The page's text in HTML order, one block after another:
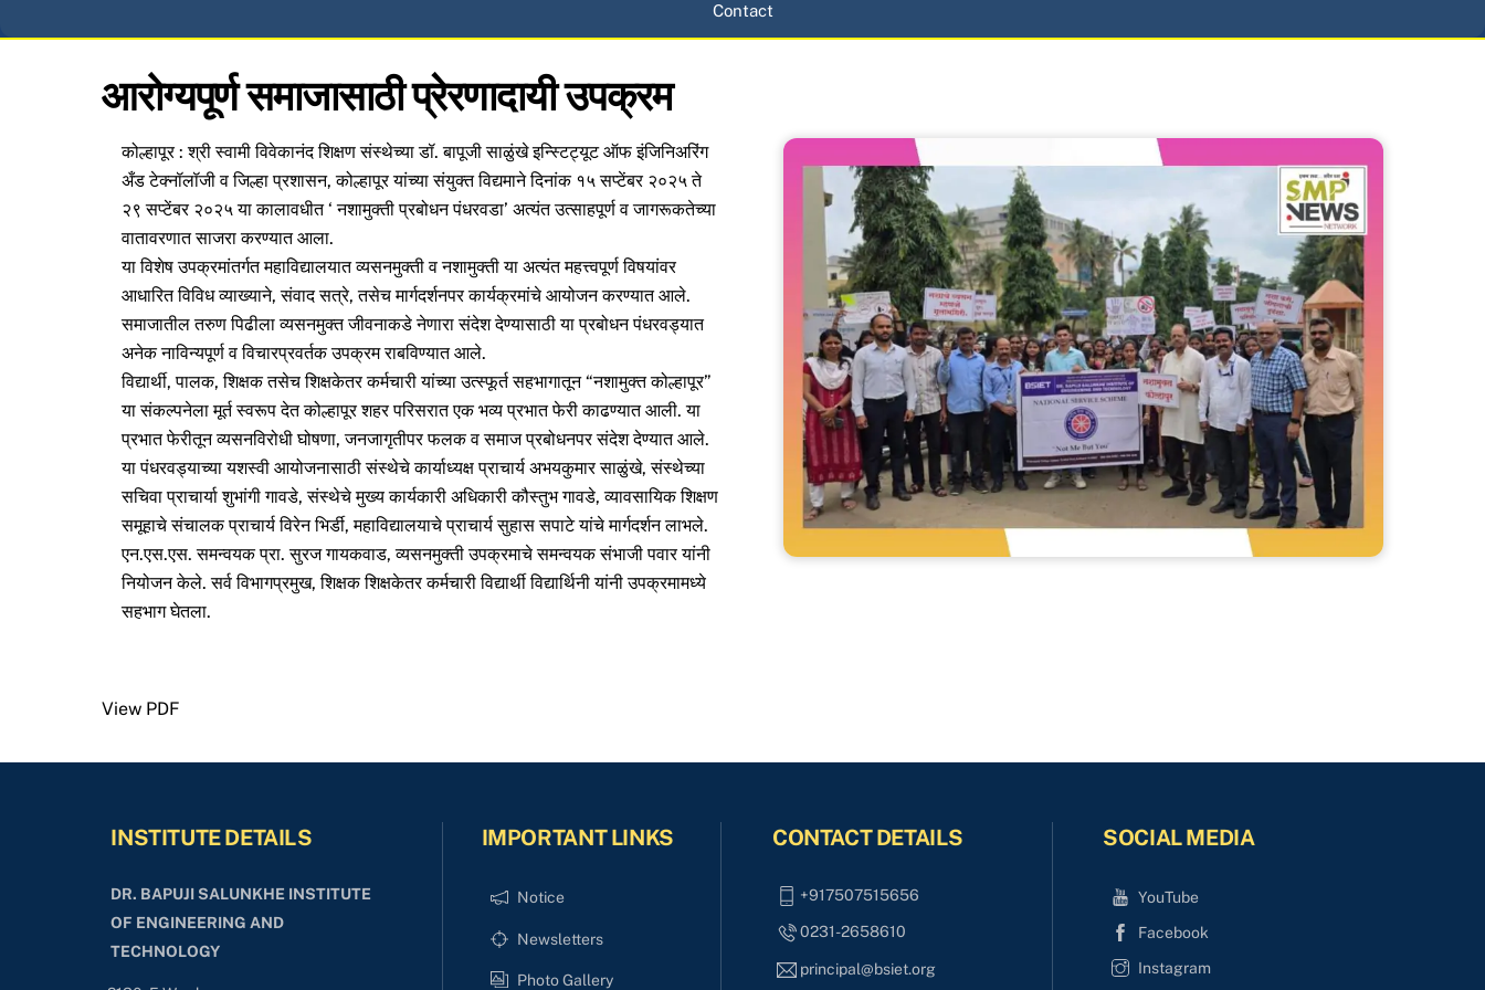
Contact
आरोग्यपूर्ण समाजासाठी प्रेरणादायी उपक्रम
कोल्हापूर : श्री स्वामी विवेकानंद शिक्षण संस्थेच्या डॉ. बापूजी साळुंखे इन्स्टिट्यूट ऑफ इंजिनिअरिंग
अँड टेक्नॉलॉजी व जिल्हा प्रशासन, कोल्हापूर यांच्या संयुक्त विद्यमाने दिनांक १५ सप्टेंबर २०२५ ते
२९ सप्टेंबर २०२५ या कालावधीत ‘ नशामुक्ती प्रबोधन पंधरवडा’ अत्यंत उत्साहपूर्ण व जागरूकतेच्या
वातावरणात साजरा करण्यात आला.
या विशेष उपक्रमांतर्गत महाविद्यालयात व्यसनमुक्ती व नशामुक्ती या अत्यंत महत्त्वपूर्ण विषयांवर
आधारित विविध व्याख्याने, संवाद सत्रे, तसेच मार्गदर्शनपर कार्यक्रमांचे आयोजन करण्यात आले.
समाजातील तरुण पिढीला व्यसनमुक्त जीवनाकडे नेणारा संदेश देण्यासाठी या प्रबोधन पंधरवड्यात
अनेक नाविन्यपूर्ण व विचारप्रवर्तक उपक्रम राबविण्यात आले.
विद्यार्थी, पालक, शिक्षक तसेच शिक्षकेतर कर्मचारी यांच्या उत्स्फूर्त सहभागातून “नशामुक्त कोल्हापूर”
या संकल्पनेला मूर्त स्वरूप देत कोल्हापूर शहर परिसरात एक भव्य प्रभात फेरी काढण्यात आली. या
प्रभात फेरीतून व्यसनविरोधी घोषणा, जनजागृतीपर फलक व समाज प्रबोधनपर संदेश देण्यात आले.
या पंधरवड्याच्या यशस्वी आयोजनासाठी संस्थेचे कार्याध्यक्ष प्राचार्य अभयकुमार साळुंखे, संस्थेच्या
सचिवा प्राचार्या शुभांगी गावडे, संस्थेचे मुख्य कार्यकारी अधिकारी कौस्तुभ गावडे, व्यावसायिक शिक्षण
समूहाचे संचालक प्राचार्य विरेन भिर्डी, महाविद्यालयाचे प्राचार्य सुहास सपाटे यांचे मार्गदर्शन लाभले.
एन.एस.एस. समन्वयक प्रा. सुरज गायकवाड, व्यसनमुक्ती उपक्रमाचे समन्वयक संभाजी पवार यांनी
नियोजन केले. सर्व विभागप्रमुख, शिक्षक शिक्षकेतर कर्मचारी विद्यार्थी विद्यार्थिनी यांनी उपक्रमामध्ये
सहभाग घेतला.
View PDF
INSTITUTE DETAILS
DR. BAPUJI SALUNKHE INSTITUTE
OF ENGINEERING AND
TECHNOLOGY
IMPORTANT LINKS
Notice
Newsletters
Photo Gallery
CONTACT DETAILS
+917507515656
0231-2658610
principal@bsiet.org
SOCIAL MEDIA
YouTube
Facebook
Instagram